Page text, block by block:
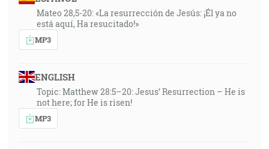
Mateo 28,5-20: «La resurrección de Jesús: ¡Él ya no
está aquí, Ha resucitado!»
MP3
ENGLISH
Topic: Matthew 28:5–20: Jesus’ Resurrection – He is
not here; for He is risen!
MP3